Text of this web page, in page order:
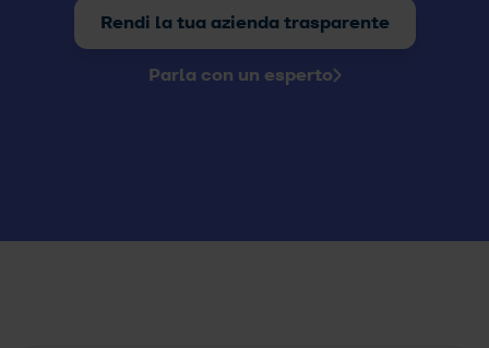
Rendi la tua azienda trasparente
Parla con un esperto